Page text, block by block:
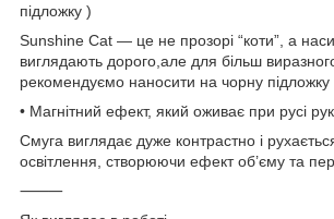
підложку )
Sunshine Cat — це не прозорі “коти”, а
виглядають дорого,але для більш
рекомендуємо наносити на чорну підложку
• Магнітний ефект, який оживає при русі
Смуга виглядає дуже контрастно і
освітлення, створюючи ефект об’єму та
⸻